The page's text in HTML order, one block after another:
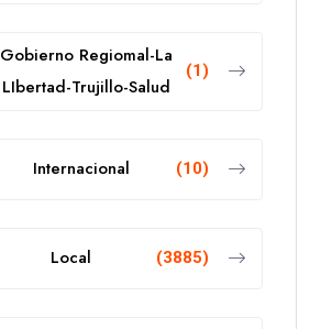
Gobierno Regiomal-La
LIbertad-Trujillo-Salud
(1)
Internacional (10)
Local (3885)